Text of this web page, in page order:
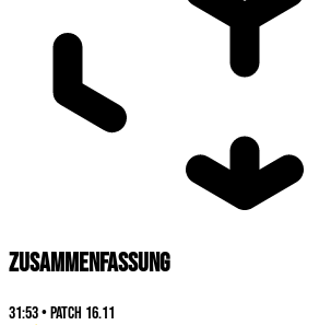
ZUSAMMENFASSUNG
31:53•Patch 16.11